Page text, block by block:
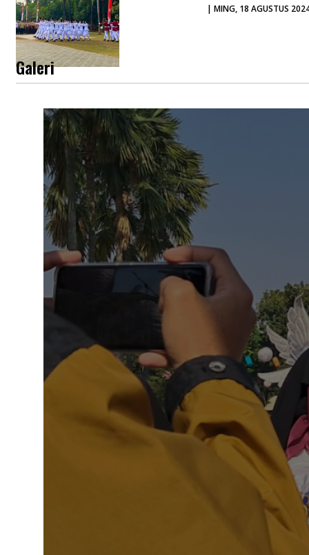
| MING, 18 AGUSTUS
Galeri